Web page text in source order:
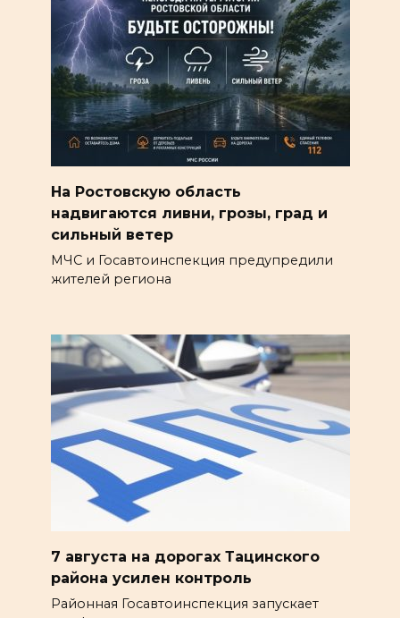
На Ростовскую область
надвигаются ливни, грозы, град и
сильный ветер
МЧС и Госавтоинспекция предупредили
жителей региона
7 августа на дорогах Тацинского
района усилен контроль
Районная Госавтоинспекция запускает